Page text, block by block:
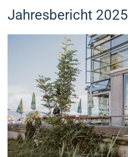
Jahresbericht 2025